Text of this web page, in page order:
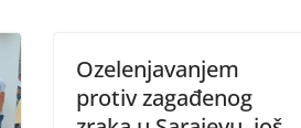
Ozelenjavanjem
protiv zagađenog